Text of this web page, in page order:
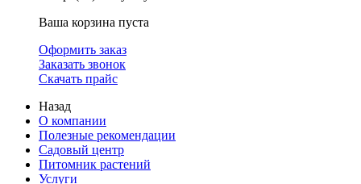
Ваша корзина пуста
Оформить заказ
Заказать звонок
Скачать прайс
Назад
О компании
Полезные рекомендации
Садовый центр
Питомник растений
Услуги